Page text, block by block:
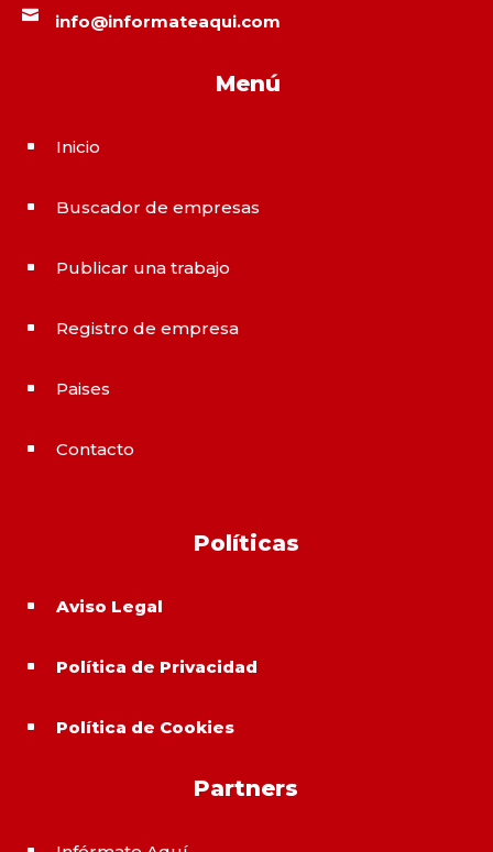
 info@informateaqui.com
Menú
^ Inicio
^ Buscador de empresas
^ Publicar una trabajo
^ Registro de empresa
^ Paises
^ Contacto
Políticas
^ Aviso Legal
^ Política de Privacidad
^ Política de Cookies
Partners